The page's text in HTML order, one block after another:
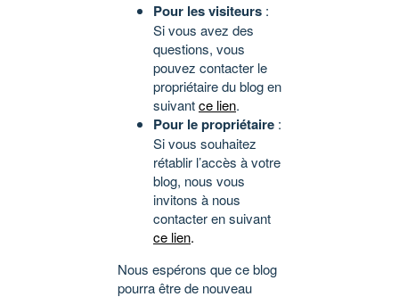
Pour les visiteurs :
Si vous avez des
questions, vous
pouvez contacter le
propriétaire du blog en
suivantce lien.
Pour le propriétaire :
Si vous souhaitez
rétablir l’accès à votre
blog, nous vous
invitons à nous
contacter en suivant
ce lien.
Nous espérons que ce blog
pourra être de nouveau